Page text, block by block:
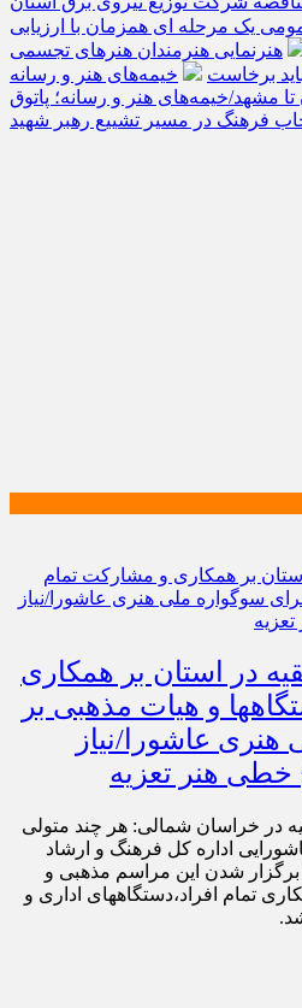
یک مرحله ای همزمان با ارزیابی
هنرنمایی هنرمندان هنرهای تجسمی
برخاست
خیمه‌های هنر و رسانه
تا مشهد/خیمه‌های هنر و رسانه؛ پاتوق
فرهنگ در مسیر تشییع رهبر شهید
در استان بر همکاری
و هیات مذهبی بر
هنری عاشورا/نیاز
خطی هنر تعزیه
در خراسان شمالی: هر چند متولی
اداره کل فرهنگ و ارشاد
شدن این مراسم مذهبی و
تمام افراد،دستگاههای اداری و